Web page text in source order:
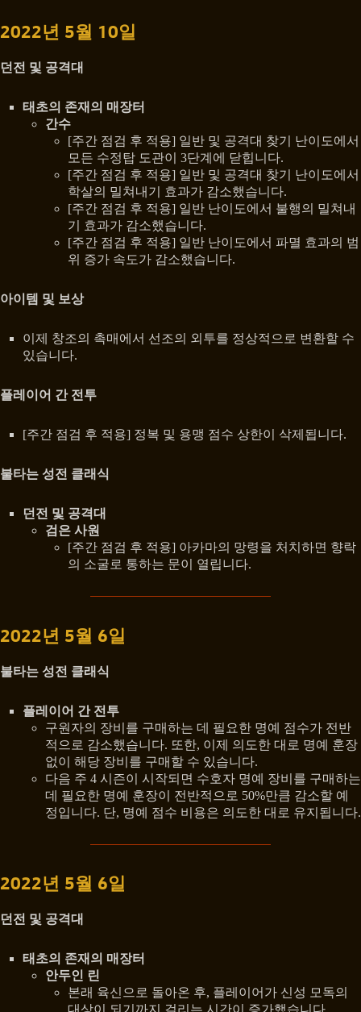
2022년 5월 10일
던전 및 공격대
태초의 존재의 매장터
간수
[주간 점검 후 적용] 일반 및 공격대 찾기 난이도에서
모든 수정탑 도관이 3단계에 닫힙니다.
[주간 점검 후 적용] 일반 및 공격대 찾기 난이도에서
학살의 밀쳐내기 효과가 감소했습니다.
[주간 점검 후 적용] 일반 난이도에서 불행의 밀쳐내
기 효과가 감소했습니다.
[주간 점검 후 적용] 일반 난이도에서 파멸 효과의 범
위 증가 속도가 감소했습니다.
아이템 및 보상
이제 창조의 촉매에서 선조의 외투를 정상적으로 변환할 수
있습니다.
플레이어 간 전투
[주간 점검 후 적용] 정복 및 용맹 점수 상한이 삭제됩니다.
불타는 성전 클래식
던전 및 공격대
검은 사원
[주간 점검 후 적용] 아카마의 망령을 처치하면 향락
의 소굴로 통하는 문이 열립니다.
2022년 5월 6일
불타는 성전 클래식
플레이어 간 전투
구원자의 장비를 구매하는 데 필요한 명예 점수가 전반
적으로 감소했습니다. 또한, 이제 의도한 대로 명예 훈장
없이 해당 장비를 구매할 수 있습니다.
다음 주 4 시즌이 시작되면 수호자 명예 장비를 구매하는
데 필요한 명예 훈장이 전반적으로 50%만큼 감소할 예
정입니다. 단, 명예 점수 비용은 의도한 대로 유지됩니다.
2022년 5월 6일
던전 및 공격대
태초의 존재의 매장터
안두인 린
본래 육신으로 돌아온 후, 플레이어가 신성 모독의